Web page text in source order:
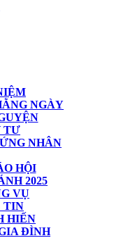
NGÀY
TƯ
NHÂN
HỘI
2025
VỤ
TIN
HIẾN
ĐÌNH